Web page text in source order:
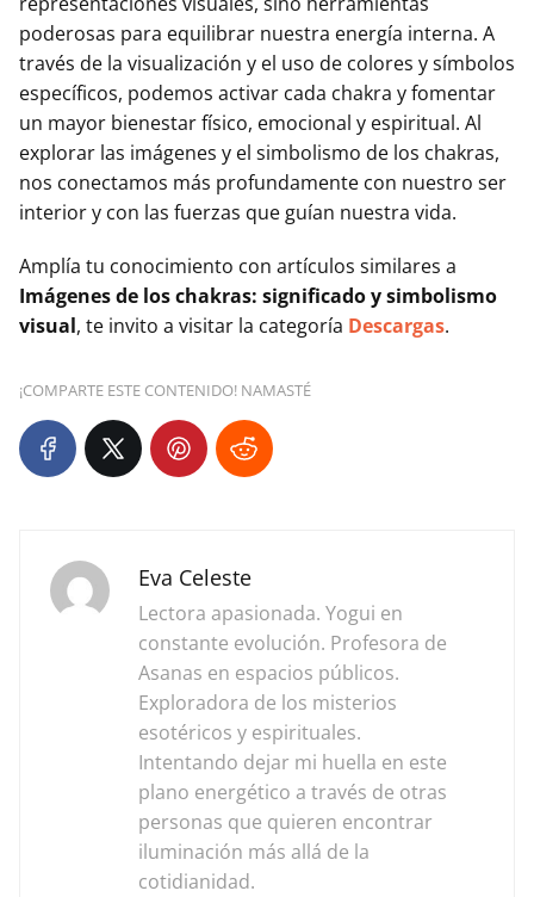
poderosas para equilibrar nuestra energía interna. A
través de la visualización y el uso de colores y símbolos
específicos, podemos activar cada chakra y fomentar
un mayor bienestar físico, emocional y espiritual. Al
explorar las imágenes y el simbolismo de los chakras,
nos conectamos más profundamente con nuestro ser
interior y con las fuerzas que guían nuestra vida.
Amplía tu conocimiento con artículos similares a
Imágenes de los chakras: significado y simbolismo
visual, te invito a visitar la categoría Descargas.
¡COMPARTE ESTE CONTENIDO! NAMASTÉ
Eva Celeste
Lectora apasionada. Yogui en
constante evolución. Profesora de
Asanas en espacios públicos.
Exploradora de los misterios
esotéricos y espirituales.
Intentando dejar mi huella en este
plano energético a través de otras
personas que quieren encontrar
iluminación más allá de la
cotidianidad.